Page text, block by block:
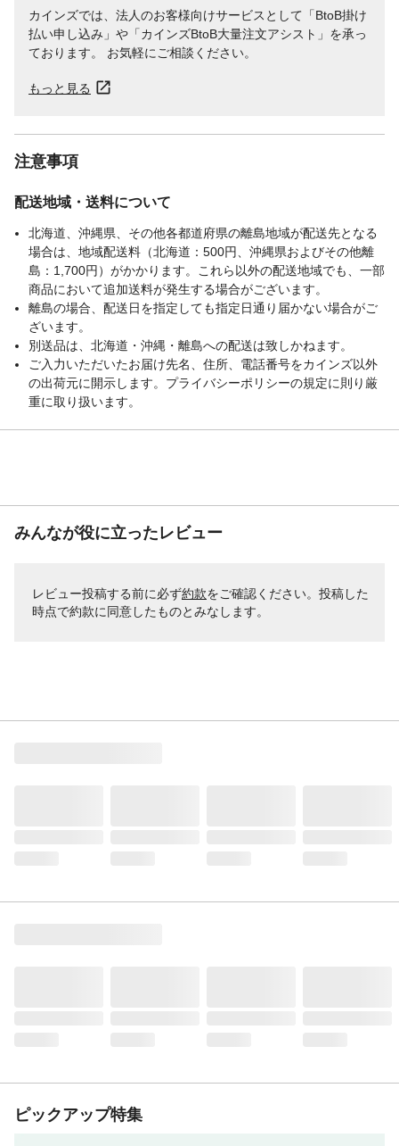
カインズでは、法人のお客様向けサービスとして「BtoB掛け
払い申し込み」や「カインズBtoB大量注文アシスト」を承っ
ております。 お気軽にご相談ください。
もっと見る
注意事項
配送地域・送料について
北海道、沖縄県、その他各都道府県の離島地域が配送先となる
場合は、地域配送料（北海道：500円、沖縄県およびその他離
島：1,700円）がかかります。これら以外の配送地域でも、一部
商品において追加送料が発生する場合がございます。
離島の場合、配送日を指定しても指定日通り届かない場合がご
ざいます。
別送品は、北海道・沖縄・離島への配送は致しかねます。
ご入力いただいたお届け先名、住所、電話番号をカインズ以外
の出荷元に開示します。プライバシーポリシーの規定に則り厳
重に取り扱います。
みんなが役に立ったレビュー
レビュー投稿する前に必ず約款をご確認ください。投稿した
時点で約款に同意したものとみなします。
ピックアップ特集